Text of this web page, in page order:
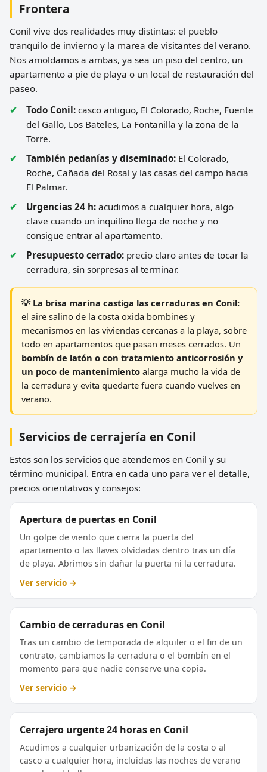
Frontera
Conil vive dos realidades muy distintas: el pueblo
tranquilo de invierno y la marea de visitantes del verano.
Nos amoldamos a ambas, ya sea un piso del centro, un
apartamento a pie de playa o un local de restauración del
paseo.
Todo Conil: casco antiguo, El Colorado, Roche, Fuente
del Gallo, Los Bateles, La Fontanilla y la zona de la
Torre.
También pedanías y diseminado: El Colorado,
Roche, Cañada del Rosal y las casas del campo hacia
El Palmar.
Urgencias 24 h: acudimos a cualquier hora, algo
clave cuando un inquilino llega de noche y no
consigue entrar al apartamento.
Presupuesto cerrado: precio claro antes de tocar la
cerradura, sin sorpresas al terminar.
💡 La brisa marina castiga las cerraduras en Conil:
el aire salino de la costa oxida bombines y
mecanismos en las viviendas cercanas a la playa, sobre
todo en apartamentos que pasan meses cerrados. Un
bombín de latón o con tratamiento anticorrosión y
un poco de mantenimiento alarga mucho la vida de
la cerradura y evita quedarte fuera cuando vuelves en
verano.
Servicios de cerrajería en Conil
Estos son los servicios que atendemos en Conil y su
término municipal. Entra en cada uno para ver el detalle,
precios orientativos y consejos:
Apertura de puertas en Conil
Un golpe de viento que cierra la puerta del
apartamento o las llaves olvidadas dentro tras un día
de playa. Abrimos sin dañar la puerta ni la cerradura.
Ver servicio →
Cambio de cerraduras en Conil
Tras un cambio de temporada de alquiler o el fin de un
contrato, cambiamos la cerradura o el bombín en el
momento para que nadie conserve una copia.
Ver servicio →
Cerrajero urgente 24 horas en Conil
Acudimos a cualquier urbanización de la costa o al
casco a cualquier hora, incluidas las noches de verano